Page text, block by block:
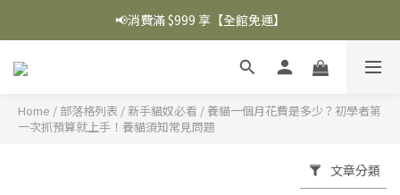
📢消費滿 $999 享【全館免運】
Home / 部落格列表 /新手貓奴必看 / 養貓一個月花費是多少？初學者第
一次抓預算就上手！養貓須知常見問題
文章分類